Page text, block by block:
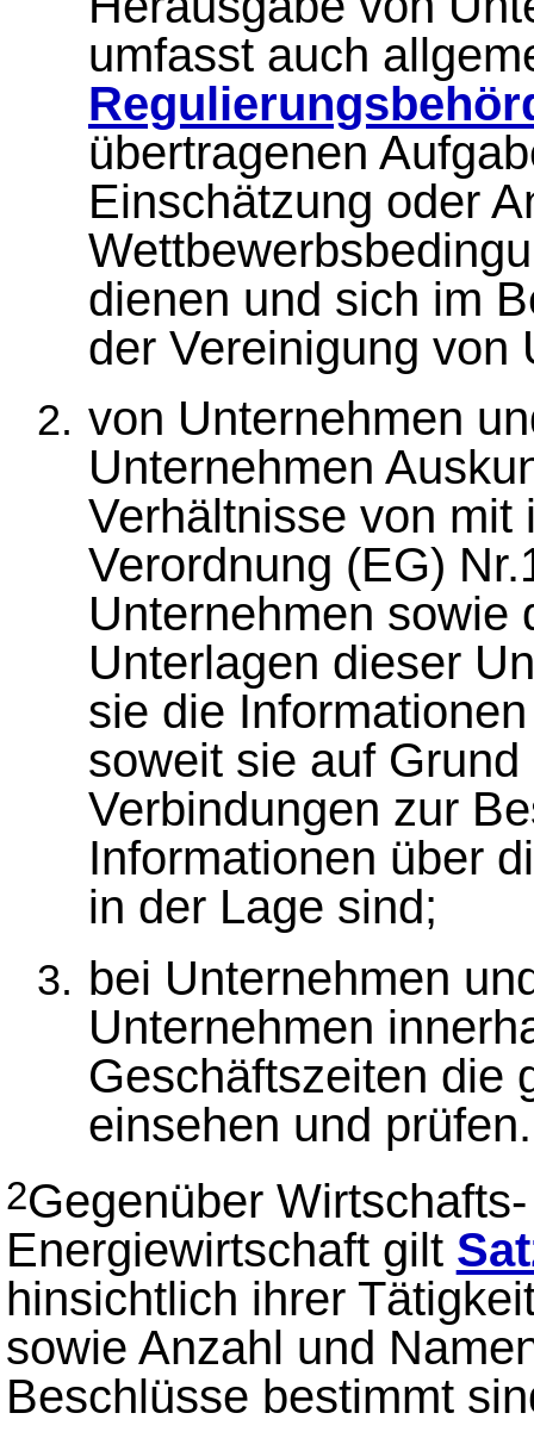
umfasst auch
übertragenen
Einschätzung oder
dienen und sich im
der Vereinigung von
von Unternehmen
Unternehmen
Verhältnisse von mit
Verordnung (EG)
Unternehmen sowie
Unterlagen dieser
sie die
soweit sie auf
Verbindungen zur
Informationen über
in der Lage sind;
bei Unternehmen
Unternehmen
Geschäftszeiten die
einsehen und prüfen.
2Gegenüber
Energiewirtschaft gilt
hinsichtlich ihrer
sowie Anzahl und
Beschlüsse bestimmt